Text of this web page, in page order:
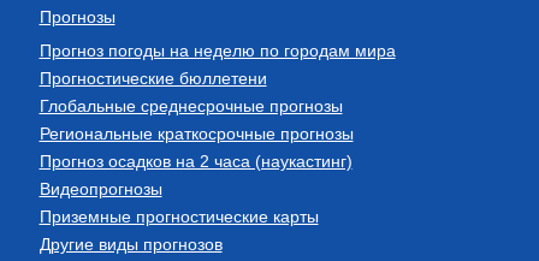
Прогнозы
Прогноз погоды на неделю по городам мира
Прогностические бюллетени
Глобальные среднесрочные прогнозы
Региональные краткосрочные прогнозы
Прогноз осадков на 2 часа (наукастинг)
Видеопрогнозы
Приземные прогностические карты
Другие виды прогнозов